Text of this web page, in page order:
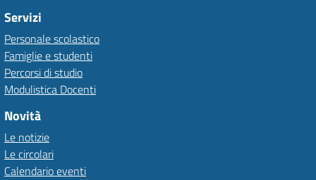
Servizi
Personale scolastico
Famiglie e studenti
Percorsi di studio
Modulistica Docenti
Novità
Le notizie
Le circolari
Calendario eventi